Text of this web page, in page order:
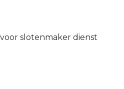
slotenmaker dienst